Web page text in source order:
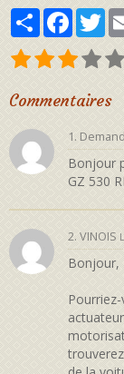
Partager
Commentaires
1.
Bonjour
GZ 530
2. VINOIS
Bonjour,